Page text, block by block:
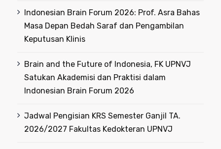
Indonesian Brain Forum 2026: Prof. Asra Bahas
Masa Depan Bedah Saraf dan Pengambilan
Keputusan Klinis
Brain and the Future of Indonesia, FK UPNVJ
Satukan Akademisi dan Praktisi dalam
Indonesian Brain Forum 2026
Jadwal Pengisian KRS Semester Ganjil TA.
2026/2027 Fakultas Kedokteran UPNVJ